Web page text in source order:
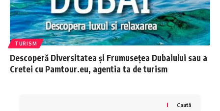
TURISM
Descoperă Diversitatea și Frumusețea Dubaiului sau a
Cretei cu Pamtour.eu, agentia ta de turism
Caută